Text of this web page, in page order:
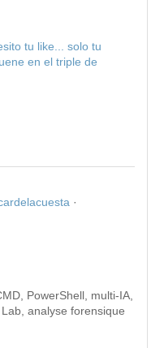
tu like... solo tu
en el triple de
·
PowerShell, multi-IA,
analyse forensique